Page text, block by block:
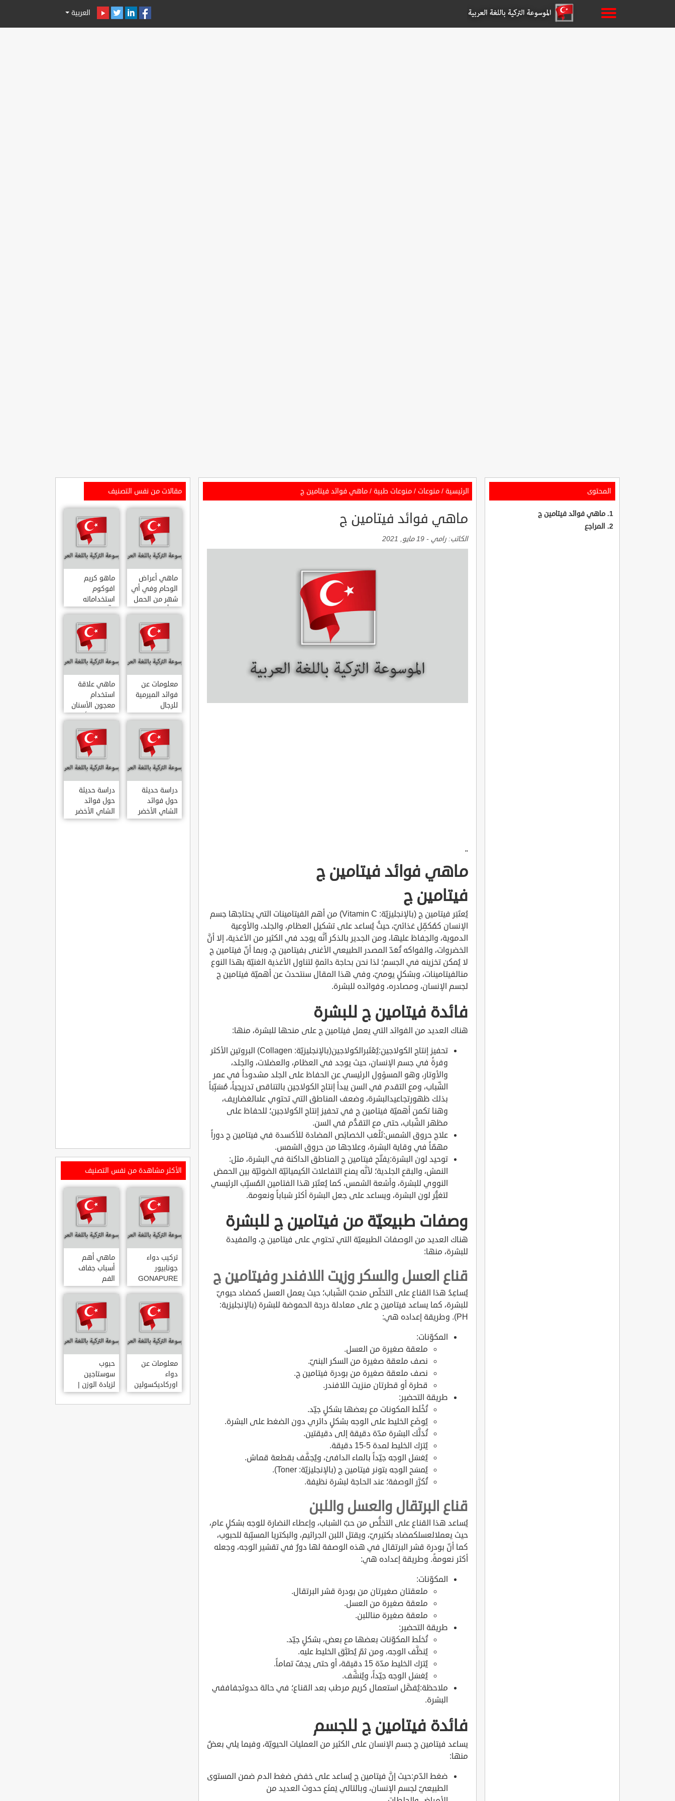
العربية
المحتوى
ماهي فوائد فيتامين ج
المراجع
الرئيسية / منوعات / منوعات طبية / ماهي فوائد فيتامين ج
ماهي فوائد فيتامين ج
الكاتب: رامي - 19 مايو, 2021
"
ماهي فوائد فيتامين ج
فيتامين ج
يُعتَبَر فيتامين ج (بالإنجليزيّة: Vitamin C) من أهم الفيتامينات التي يحتاجها جسم
الإنسان كمُكمِّل غذائيّ، حيثُ يُساعد على تشكيل العظام، والجلد، والأوعية
الدموية، والحِفاظ عليها، ومن الجدير بالذكر أنَّه يوجد في الكثير من الأغذية، إلا أنَّ
الخضروات، والفواكه تُعَدّ المصدر الطبيعي الأغنى بفيتامين ج، وبما أنّ فيتامين ج
لا يُمكن تخزينه في الجسم؛ لذا نحن بحاجة دائمةٍ لتناول الأغذية الغنيّة بهذا النوع
منالفيتامينات، وبشكلٍ يوميّ، وفي هذا المقال سنتحدث عن أهميّة فيتامين ج
لجسم الإنسان، ومصادره، وفوائده للبشرة.
فائدة فيتامين ج للبشرة
هناك العديد من الفوائد التي يعمل فيتامين ج على منحها للبشرة، منها:
تحفيز إنتاج الكولاجين:يُعْتَبرالكولاجين(بالإنجليزيّة: Collagen) البروتين الأكثر
وفرةً في جسم الإنسان، حيث يوجد في العظام، والعضلات، والجلد،
والأوتار، وهو المسؤول الرئيسي عن الحفاظ على الجلد مشدوداً في عمر
الشّباب، ومع التقدم في السن يبدأ إنتاج الكولاجين بالتناقص تدريجياً، مُسَبِّباً
بذلك ظهورتجاعيدالبشرة، وضعف المناطق التي تحتوي علىالغضاريف،
وهنا تكمن أهميّة فيتامين ج في تحفيز إنتاج الكولاجين؛ للحفاظ على
مظهر الشّباب، حتى مع التقدُّم في السن.
علاج حروق الشمس:تَلْعَب الخصائِص المضادة للأكسدة في فيتامين ج دوراً
مهمّاً في وقاية البشرة، وعلاجها من حروق الشمس.
توحيد لون البشرة:يفتّح فيتامين ج المناطق الداكنة في البشرة، مثل:
النمش، والبقع الجلدية؛ لأنَّه يمنع التفاعلات الكيميائيّة الضوئيّة بين الحمض
النووي للبشرة، وأشعة الشمس، كما يُعتَبَر هذا الفتامين المُسبِّب الرئيسي
لتغيُّر لون البشرة، ويساعد على جعل البشرة أكثر شباباً ونعومة.
وصفات طبيعيّة من فيتامين ج للبشرة
هناك العديد من الوصفات الطبيعيّة التي تحتوي على فيتامين ج، والمفيدة
للبشرة، منها:
قناع العسل والسكر وزيت اللافندر وفيتامين ج
يُساعِدُ هذا القناع على التخلّص منحبّ الشّباب؛ حيث يعمل العسل كمضاد حيويّ
للبشرة، كما يساعد فيتامين ج على معادلة درجة الحموضة للبشرة (بالإنجليزية:
PH). وطريقة إعداده هي:
المكوّنات:
ملعقة صغيرة من العسل.
نصف ملعقة صغيرة من السكر البنيّ.
نصف ملعقة صغيرة من بودرة فيتامين ج.
قطرة أو قطرتان منزيت اللافندر.
طريقة التحضير:
تُخْلَط المكونات مع بعضها بشكلٍ جيّد.
يُوضَع الخليط على الوجه بشكلٍ دائري دون الضغط على البشرة.
تُدَلَّك البشرة مدّة دقيقة إلى دقيقتين.
يُترَك الخليط لمدة 5-15 دقيقة.
يُغسَل الوجه جيّداً بالماء الدافئ، ويُجفَّف بقطعة قماش.
يُمسَح الوجه بتونر فيتامين ج (بالإنجليزيّة: Toner).
تُكرَّر الوصفة؛ عند الحاجة لبشرة نظيفة.
قناع البرتقال والعسل واللبن
يُساعد هذا القناع على التخلُّص من حبّ الشباب، وإعطاء النضارة للوجه بشكلٍ عام،
حيث يعملالعسلكمضاد بكتيريّ، ويقتل اللبن الجراثيم، والبكتريا المسبِّبة للحبوب،
كما أنّ بودرة قشر البرتقال في هذه الوصفة لها دورٌ في تقشير الوجه، وجعله
أكثر نعومةً. وطريقة إعداده هي:
المكوّنات:
ملعقتان صغيرتان من بودرة قشر البرتقال.
ملعقة صغيرة من العسل.
ملعقة صغيرة مناللبن.
طريقة التحضير:
تُخلَط المكوّنات بعضها مع بعض، بشكلٍ جيّد.
يُنظَّف الوجه، ومن ثمّ يُطبَّق الخليط عليه.
يُترَك الخليط مدّة 15 دقيقة، أو حتى يجفّ تماماً.
يُغسَل الوجه جيّداً، ويُنشَّف.
ملاحظة:يُفضَّل استعمال كريم مرطب بعد القناع؛ في حالة حدوثجفاففي
البشرة.
فائدة فيتامين ج للجسم
يساعد فيتامين ج جسم الإنسان على الكثير من العمليات الحيويّة، وفيما يلي بعضٌ
منها:
ضغط الدّم:حيث إنَّ فيتامين ج يُساعد على خفض ضغط الدم ضمن المستوى
الطبيعيّ لجسم الإنسان، وبالتالي يَمنَع حدوث العديد من
مقالات من نفس التصنيف
ماهي أعراض
الوحام وفي أي
شهر من الحمل
يبدأ
ماهو كريم
افوكوم
استخداماته
وآثاره الجانبية
معلومات عن
فوائد الميرمية
للرجال
ماهي علاقة
استخدام
معجون الأسنان
بالتهاب الأمعاء
دراسة حديثة
حول فوائد
الشاي الأخضر
دراسة حديثة
حول فوائد
الشاي الأخضر
لعلاج التهاب
الأكثر مشاهدة من نفس التصنيف
تركيب دواء
جونابيور
GONAPURE
ودواعي
استخدامه
ماهي أهم
أسباب جفاف
الفم
معلومات عن
دواء
اوركاديكسولين
ORCHADEXOLINE
حبوب
سوستاجين
لزيادة الوزن |
دواء سوستاجين
أفضل برشام